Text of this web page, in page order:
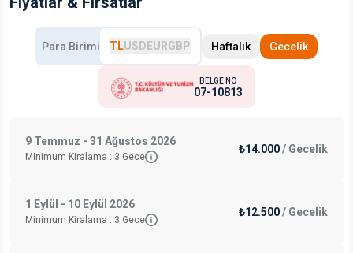
Para Birimi TLUSD EURGBP Haftalık Gecelik
BELGE NO
07-10813
9 Temmuz - 31 Ağustos 2026
Minimum Kiralama : 3 Gece
₺14.000/ Gecelik
1 Eylül - 10 Eylül 2026
Minimum Kiralama : 3 Gece
₺12.500/ Gecelik